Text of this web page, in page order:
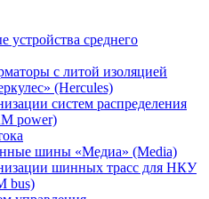
устройства среднего
с литой изоляцией
(Hercules)
систем распределения
power)
шины «Медиа» (Media)
шинных трасс для НКУ
bus)